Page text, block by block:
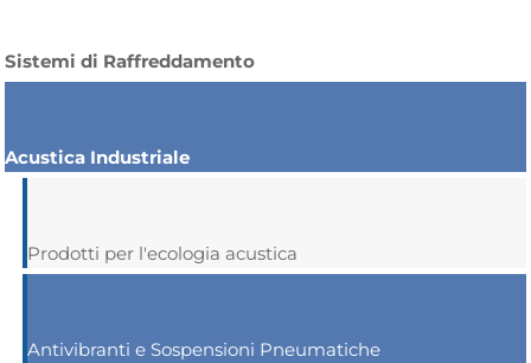
Sistemi di Raffreddamento
Acustica Industriale
Prodotti per l'ecologia acustica
Antivibranti e Sospensioni Pneumatiche